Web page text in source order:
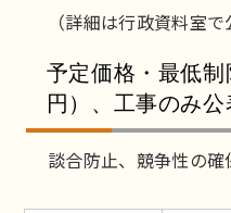
（詳細は行政資料室で
予定価格・最低制
円）、工事のみ公
談合防止、競争性の確